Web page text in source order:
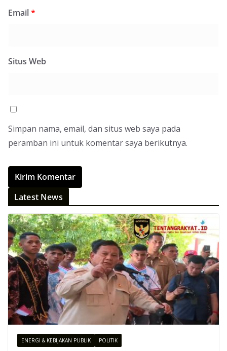
Email*
Situs Web
Simpan nama, email, dan situs web saya pada
peramban ini untuk komentar saya berikutnya.
Latest News
ENERGI & KEBIJAKAN PUBLIK POLITIK